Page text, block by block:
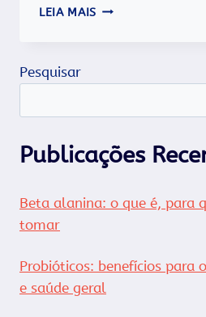
LEIA MAIS INVERNO
Pesquisar
Publicações
Beta alanina: o que é, para
tomar
Probióticos: benefícios para
e saúde geral